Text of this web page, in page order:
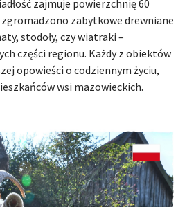
zajmuje powierzchnię 60
zabytkowe drewniane
stodoły, czy wiatraki –
części regionu. Każdy z obiektów
opowieści o codziennym życiu,
wsi mazowieckich.